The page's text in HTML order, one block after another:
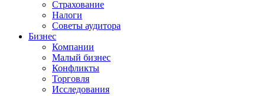
Страхование
Налоги
Советы аудитора
Бизнес
Компании
Малый бизнес
Конфликты
Торговля
Исследования